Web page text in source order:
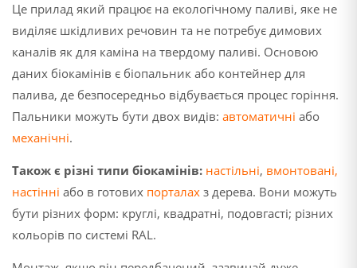
Це прилад який працює на екологічному паливі, яке не
виділяє шкідливих речовин та не потребує димових
каналів як для каміна на твердому паливі. Основою
даних біокамінів є біопальник або контейнер для
палива, де безпосередньо відбувається процес горіння.
Пальники можуть бути двох видів: автоматичні або
механічні.
Також є різні типи біокамінів: настільні, вмонтовані,
настінні або в готових порталах з дерева. Вони можуть
бути різних форм: круглі, квадратні, подовгасті; різних
кольорів по системі RAL.